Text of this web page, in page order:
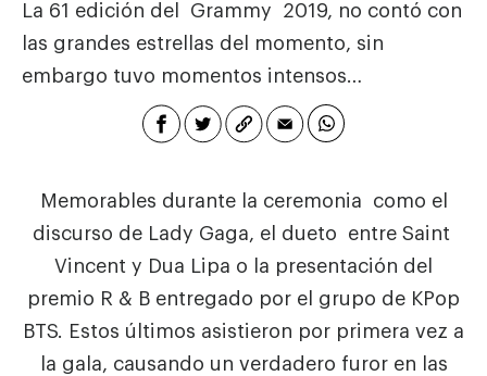
La 61 edición del Grammy
2019, no contó con
las grandes estrellas del momento, sin
embargo tuvo momentos intensos…
Memorables durante la ceremonia como el
discurso de Lady Gaga, el dueto entre Saint
Vincent y Dua Lipa o la presentación del
premio R & B entregado por el grupo de KPop
BTS. Estos últimos asistieron por primera vez a
la gala, causando un verdadero furor en las